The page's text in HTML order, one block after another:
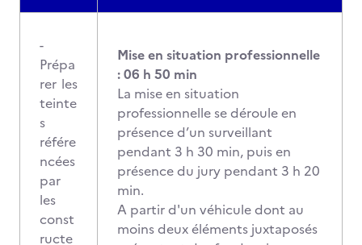
-
Prépa
rer les
teinte
s
référe
ncées
par
les
const
ructe
Mise en situation professionnelle
: 06 h 50 min
La mise en situation
professionnelle se déroule en
présence d’un surveillant
pendant 3 h 30 min, puis en
présence du jury pendant 3 h 20
min.
A partir d'un véhicule dont au
moins deux éléments juxtaposés